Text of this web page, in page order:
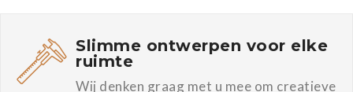
Slimme ontwerpen voor elke
ruimte
Wij denken graag met u mee om creatieve